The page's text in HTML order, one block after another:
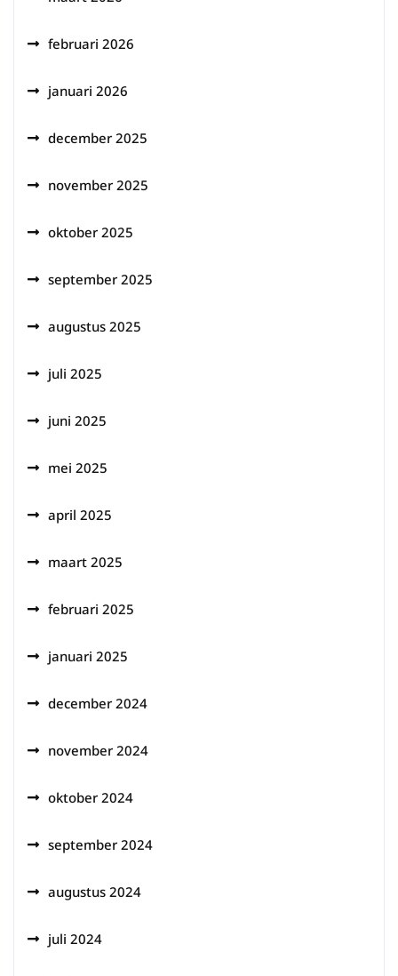
februari 2026
januari 2026
december 2025
november 2025
oktober 2025
september 2025
augustus 2025
juli 2025
juni 2025
mei 2025
april 2025
maart 2025
februari 2025
januari 2025
december 2024
november 2024
oktober 2024
september 2024
augustus 2024
juli 2024